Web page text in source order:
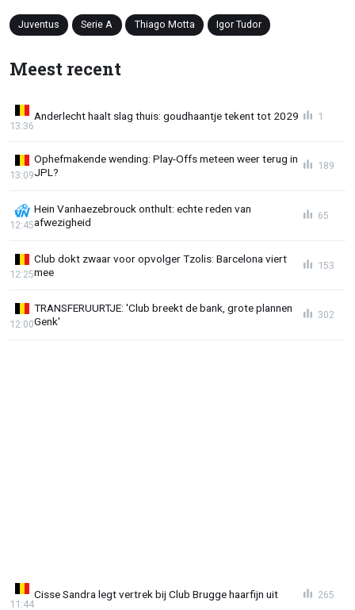
Juventus Serie A Thiago Motta Igor Tudor
Meest recent
Anderlecht haalt slag thuis: goudhaantje tekent tot 2029
13:36
1
Ophefmakende wending: Play-Offs meteen weer terug in
JPL?
13:09
189
Hein Vanhaezebrouck onthult: echte reden van
afwezigheid
12:45
65
Club dokt zwaar voor opvolger Tzolis: Barcelona viert
mee
12:25
153
TRANSFERUURTJE: 'Club breekt de bank, grote plannen
Genk'
12:00
302
Cisse Sandra legt vertrek bij Club Brugge haarfijn uit
11:44
265